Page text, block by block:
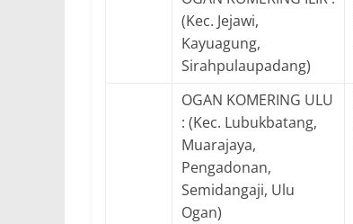
(Kec. Jejawi,
Kayuagung,
Sirahpulaupadang)
OGAN KOMERING ULU
: (Kec. Lubukbatang,
Muarajaya,
Pengadonan,
Semidangaji, Ulu
Ogan)